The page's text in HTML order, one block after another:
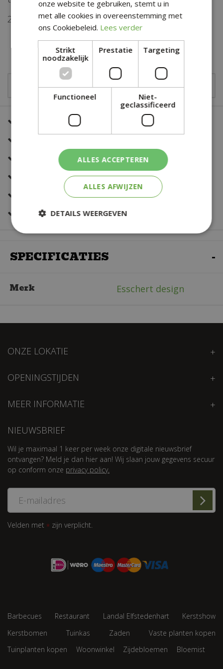
27 mm diameter vliegopening.
€14,
Een snelle en correcte bezorging
Deskundig en eerlijk advies
Altijd een fris en verzorgd assortiment
Snelle bestelservice
Veilig online betalen
SPECIFICATIES
Merk Esschert design
ONZE LOKATIE
OPENINGSTIJDEN
MEER INFORMATIE
NIEUWSBRIEF
Wil je maximaal 1 keer per week onze digitale nieuwsbrief
ontvangen? Meld je dan hier aan! Wij slaan jouw gegevens secuur
op conform onze privacy policy.
Velden met * zijn verplicht.
Barbecues Restaurant Landal Elfstedenhart
Kerstshow
Kerstbomen
Tuinkas Zaden
Vaste planten kopen
Tuinplanten kopen
Woonwinkel Zijdebloemen Bloemist
onze website te gebruiken, stemt u in
met alle cookies in overeenstemming met
ons Cookiebeleid. Lees verder
Strikt
noodzakelijk
Prestatie Targeting
Functioneel
Niet-
geclassificeerd
ALLES ACCEPTEREN
ALLES AFWIJZEN
DETAILS WEERGEVEN